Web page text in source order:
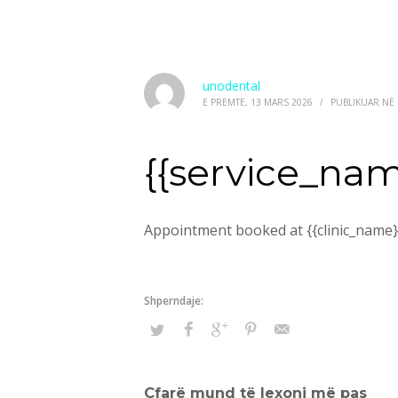
unodental
E PREMTE, 13 MARS 2026 / PUBLIKUAR NË
Appointment booked at
Çfarë mund të lexoni më pas